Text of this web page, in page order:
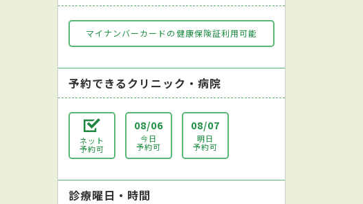
マイナンバーカードの健康保険証利用可能
予約できるクリニック・病院
ネット
予約可
08/06
今日
予約可
08/07
明日
予約可
診療曜日・時間